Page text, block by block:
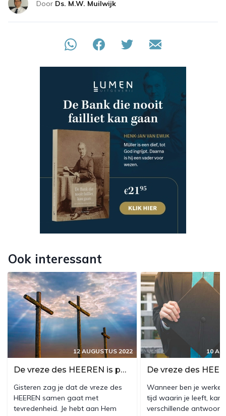
Door Ds. M.W. Muilwijk
Ook interessant
12 AUGUSTUS 2022
De vreze des HEEREN is persoonlijke omgang
Gisteren zag je dat de vreze des
HEEREN samen gaat met
tevredenheid. Je hebt aan Hem
10
Wanneer ben je
tijd waarin je leeft, kan
verschillende